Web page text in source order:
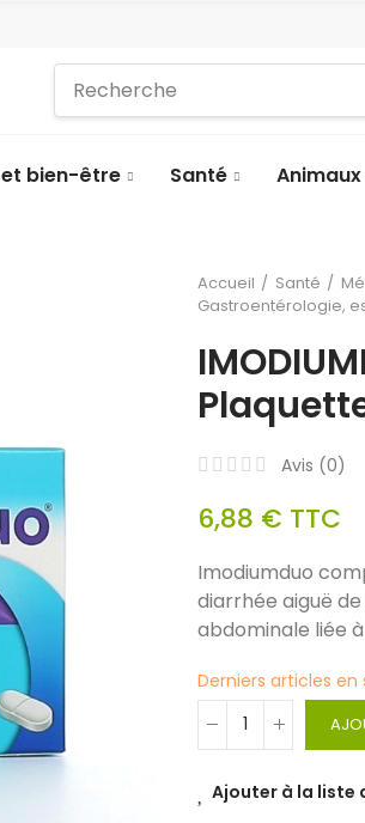
bien-être Santé Animaux
Accueil Santé
Gastroentérologie,
Avis (0)
6,88 € TTC
Imodiumduo
diarrhée aiguë
abdominale liée
Derniers articles en
Ajouter à la liste